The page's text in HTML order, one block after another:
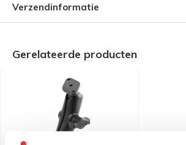
Verzendinformatie
Gerelateerde producten